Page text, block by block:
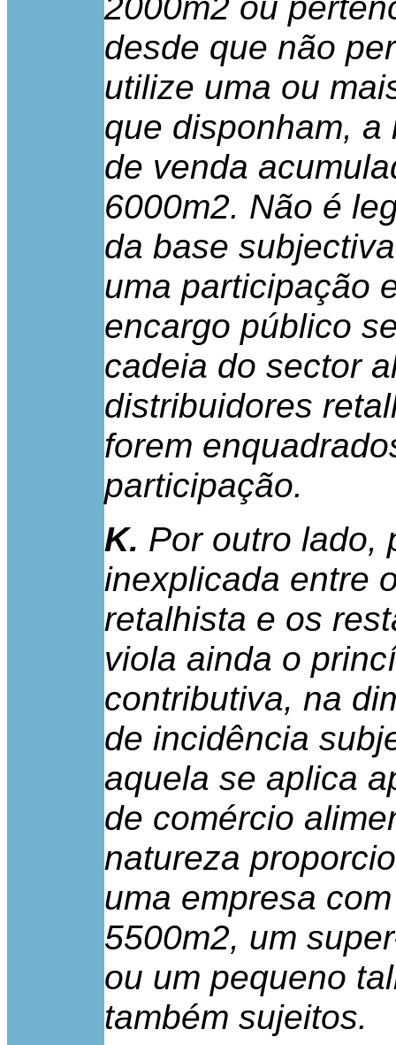
desde que não
utilize uma ou
que disponham,
de venda
6000m2. Não é
da base
uma participação
encargo público
cadeia do sector
distribuidores
forem
participação.
K. Por outro lado,
inexplicada entre
retalhista e os
viola ainda o
contributiva, na
de incidência
aquela se aplica
de comércio
natureza
uma empresa
5500m2, um
ou um pequeno
também sujeitos.